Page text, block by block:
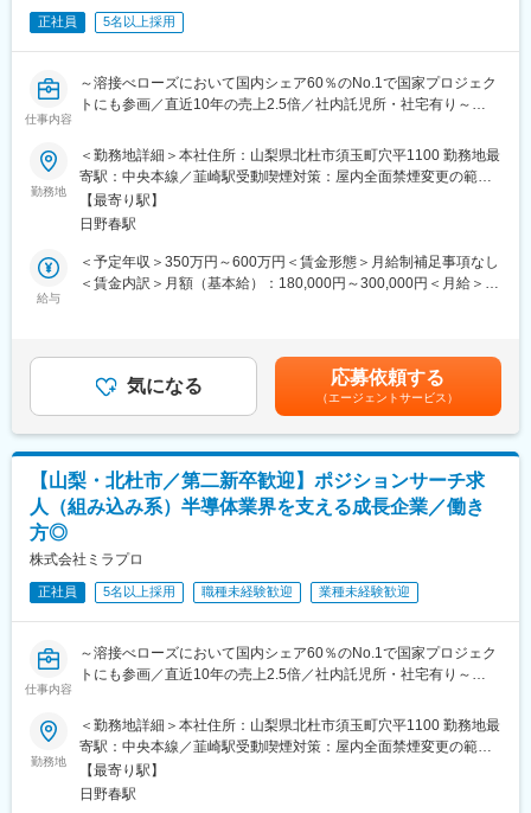
・リモートワーク率50％／会社都合転勤2.28％と安定した就業環
境
・エンジニアファーストな体制で長期的なキャリア形成が可能
変更の範囲：会社の定める業務
育園無料、高校3年までは医療費無料と子育てしやすい環境が整っ
ています。
円）、家族寮／2LDK 75平方メートル（家賃3～4万円）があり
ます。
■同社について：
【事業】同社は1984年に元教師の津金会長が設立し9名で電子部
品の組立下請けとしてスタート、直近約10年で売上高2.5倍と急成
長中の機能部品メーカーです。真空をコア技術とし、真空事業・
そ野が広いことも特徴です。主力事業である真空事業では、半導
体製造装置に使われる「溶接ベローズ」で世界トップクラスのシ
【就業環境】働き方改革を進めており、残業は分単位で管理／本
社近くには社内託児所の設置／本社近辺には単身・世帯用に新築
の社宅もあり、社員の働きやすい環境を整えています。
【社風】会社の沿革と同様に、社員の挑戦を後押しし、たとえ失
敗しても挑戦したこと自体を称える社風です。その裏付けとして
未経験の方も積極採用しています。
変更の範囲：会社の定める業務
正社員 5名以上採用
仕事内容
～溶接べローズにおいて国内シェア60％のNo.1で国家プロジェク
トにも参画／直近10年の売上2.5倍／社内託児所・社宅有り～
■業務概要：
半導体製造で欠かすことができない真空技術・溶接ベローズ分野
において国内トップシェアを誇る同社にて、管理部門、営業部
門、技術部門、職種問わず、あなたのスキル、ご希望により最適
なポジションを提案いたします。
■職種例：
＜管理部門＞人事／総務／経理／法務
立・加工）／品質管理・保証／CADオペレーター など
■こんな方におすすめ！
会社の成長とともに自身のスキルアップ・キャリアアップを実現
できる環境です。年齢や経験に関わらず挑戦を後押しする社風も
魅力です。
■働く環境：
育園無料、高校3年までは医療費無料と子育てしやすい環境が整っ
円）、家族寮／2LDK 75平方メートル（家賃3～4万円）があり
ます。
■同社について：
【事業】同社は1984年に元教師の津金会長が設立し9名で電子部
品の組立下請けとしてスタート、直近約10年で売上高2.5倍と急成
長中の機能部品メーカーです。真空をコア技術とし、真空事業・
勤務地
＜勤務地詳細＞本社住所：山梨県北杜市須玉町穴平1100 勤務地最
寄駅：中央本線／韮崎駅受動喫煙対策：屋内全面禁煙変更の範
囲：会社の定める事業所
【最寄り駅】
日野春駅
給与
＜予定年収＞350万円～600万円＜賃金形態＞月給制補足事項なし
＜賃金内訳＞月額（基本給）：180,000円～300,000円＜月給＞
んと評価に反映されます。賃金はあくまでも目安の金額であり、
選考を通じて上下する可能性があります。月給(月額)は固定手当を
気になる 応募依頼する
（エージェントサービス）
【山梨・北杜市／第二新卒歓迎】ポジションサーチ求
人（組み込み系）半導体業界を支える成長企業／働き
方◎
株式会社ミラプロ
正社員 5名以上採用 職種未経験歓迎 業種未経験歓迎
仕事内容
～溶接べローズにおいて国内シェア60％のNo.1で国家プロジェク
トにも参画／直近10年の売上2.5倍／社内託児所・社宅有り～
■業務概要：
半導体製造で欠かすことができない真空技術・溶接ベローズ分野
において国内トップシェアを誇る同社にて、あなたのスキル、ご
希望により最適なポジションを提案致します。
主として真空装置に関わる組み込みエンジニアとしての就業を想
勤務地
＜勤務地詳細＞本社住所：山梨県北杜市須玉町穴平1100 勤務地最
寄駅：中央本線／韮崎駅受動喫煙対策：屋内全面禁煙変更の範
囲：会社の定める事業所
【最寄り駅】
日野春駅